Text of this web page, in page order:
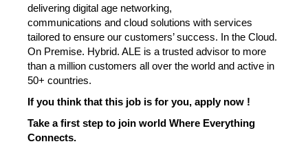
delivering digital age networking,
communications and cloud solutions with services
tailored to ensure our customers’ success. In the Cloud.
On Premise. Hybrid. ALE is a trusted advisor to more
than a million customers all over the world and active in
50+ countries.
If you think that this job is for you, apply now !
Take a first step to join world Where Everything
Connects.